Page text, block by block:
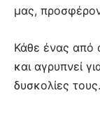
μας,
Κάθε ένας από
και αγρυπνεί
δυσκολίες τους.